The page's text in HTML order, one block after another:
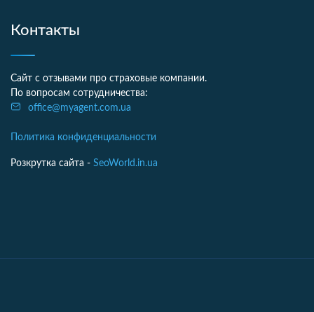
Контакты
Сайт с отзывами про страховые компании.
По вопросам сотрудничества:
office@myagent.com.ua
Политика конфиденциальности
Розкрутка сайта - SeoWorld.in.ua